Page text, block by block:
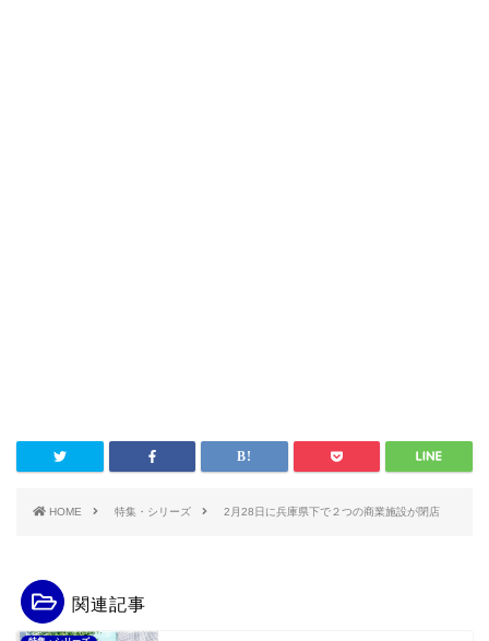
HOME 特集・シリーズ 2月28日に兵庫県下で２つの商業施設が閉店
関連記事